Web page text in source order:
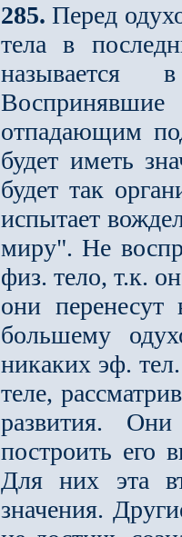
285. Перед
тела в
называется
отпадающим
будет иметь
будет так
испытает
миру". Не
физ. тело, т.к.
они
большему
никаких эф.
теле,
развития.
построить его
Для них эта
значения.